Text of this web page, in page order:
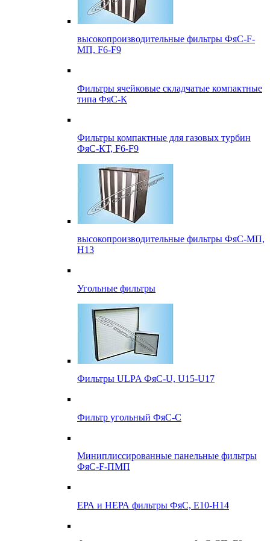
высокопроизводительные фильтры ФяС-F-
МП, F6-F9
Фильтры ячейковые складчатые компактные
типа ФяС-К
Фильтры компактные для газовых турбин
ФяС-КТ, F6-F9
высокопроизводительные фильтры ФяС-МП,
Н13
Угольные фильтры
Фильтры ULPA ФяС-U, U15-U17
Фильтр угольный ФяС-С
Миниплиссированные панельные фильтры
ФяС-F-ПМП
ЕРА и НЕРА фильтры ФяС, E10-H14